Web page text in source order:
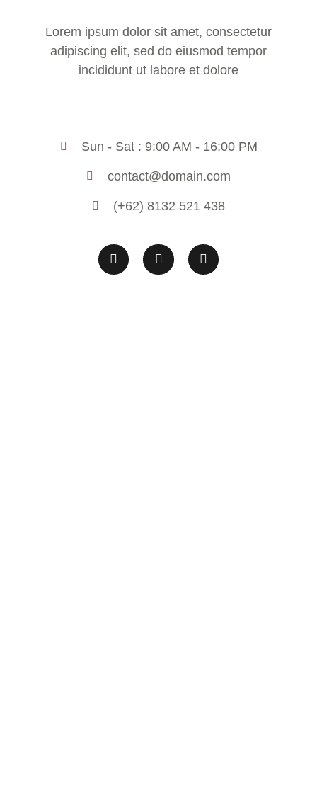
Lorem ipsum dolor sit amet, consectetur
adipiscing elit, sed do eiusmod tempor
incididunt ut labore et dolore
Sun - Sat : 9:00 AM - 16:00 PM
contact@domain.com
(+62) 8132 521 438